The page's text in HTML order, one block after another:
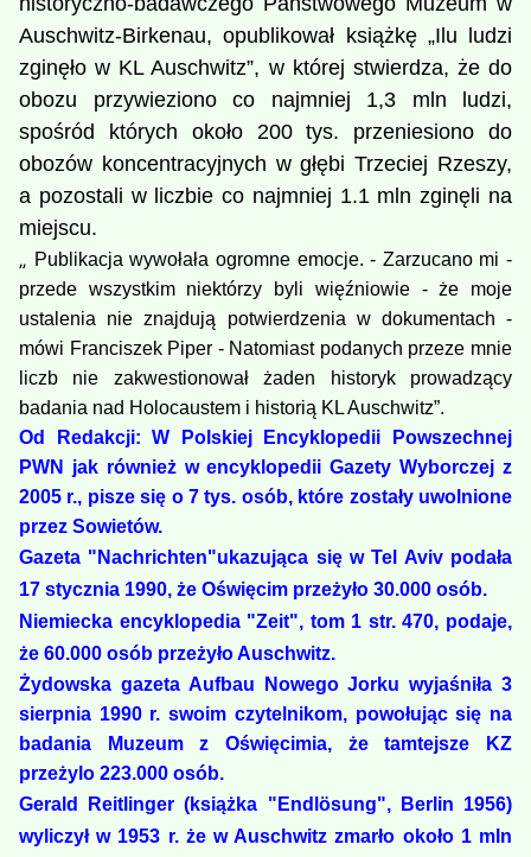
Auschwitz-Birkenau, opublikował książkę „Ilu ludzi
zginęło w KL Auschwitz”, w której stwierdza, że do
obozu przywieziono co najmniej 1,3 mln ludzi,
spośród których około 200 tys. przeniesiono do
obozów koncentracyjnych w głębi Trzeciej Rzeszy,
a pozostali w liczbie co najmniej 1.1 mln zginęli na
miejscu.
„ Publikacja wywołała ogromne emocje. - Zarzucano mi -
przede wszystkim niektórzy byli więźniowie - że moje
ustalenia nie znajdują potwierdzenia w dokumentach -
mówi Franciszek Piper - Natomiast podanych przeze mnie
liczb nie zakwestionował żaden historyk prowadzący
badania nad Holocaustem i historią KL Auschwitz”.
Od Redakcji: W Polskiej Encyklopedii Powszechnej
PWN jak również w encyklopedii Gazety Wyborczej z
2005 r., pisze się o 7 tys. osób, które zostały uwolnione
przez Sowietów.
Gazeta "Nachrichten"ukazująca się w Tel Aviv podała
17 stycznia 1990, że Oświęcim przeżyło 30.000 osób.
Niemiecka encyklopedia "Zeit", tom 1 str. 470, podaje,
że 60.000 osób przeżyło Auschwitz.
Żydowska gazeta Aufbau Nowego Jorku wyjaśniła 3
sierpnia 1990 r. swoim czytelnikom, powołując się na
badania Muzeum z Oświęcimia, że tamtejsze KZ
przeżylo 223.000 osób.
Gerald Reitlinger (książka "Endlösung", Berlin 1956)
wyliczył w 1953 r. że w Auschwitz zmarło około 1 mln